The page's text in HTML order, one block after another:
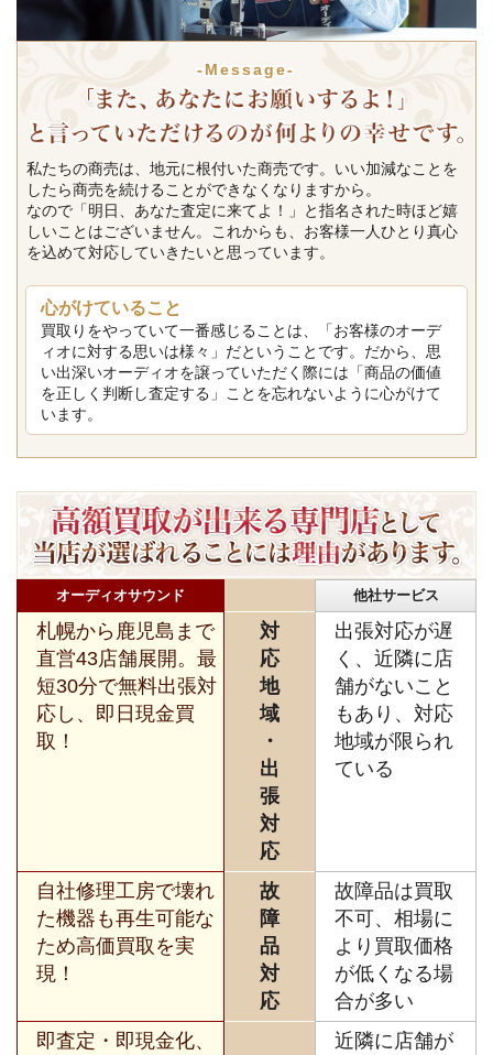
-Message-
私たちの商売は、地元に根付いた商売です。いい加減なことを
したら商売を続けることができなくなりますから。
なので「明日、あなた査定に来てよ！」と指名された時ほど嬉
しいことはございません。これからも、お客様一人ひとり真心
を込めて対応していきたいと思っています。
心がけていること
買取りをやっていて一番感じることは、「お客様のオーデ
ィオに対する思いは様々」だということです。だから、思
い出深いオーディオを譲っていただく際には「商品の価値
を正しく判断し査定する」ことを忘れないように心がけて
います。
オーディオサウンド 他社サービス
札幌から鹿児島まで
直営43店舗展開。最
短30分で無料出張対
応し、即日現金買
取！
対
応
地
域
・
出
張
対
応
出張対応が遅
く、近隣に店
舗がないこと
もあり、対応
地域が限られ
ている
自社修理工房で壊れ
た機器も再生可能な
ため高価買取を実
現！
故
障
品
対
応
故障品は買取
不可、相場に
より買取価格
が低くなる場
合が多い
即査定・即現金化、
近隣に店舗が